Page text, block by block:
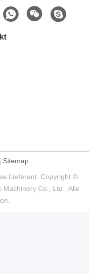
| Sitemap
Lieferant. Copyright ©
Co., Ltd . Alle